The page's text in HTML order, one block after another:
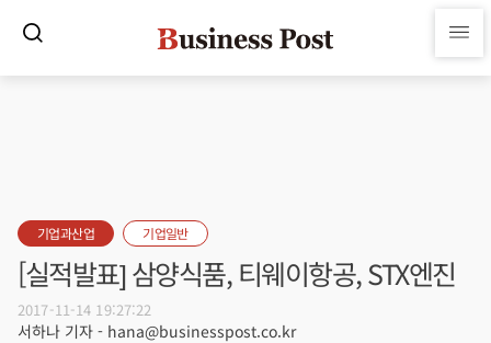
기업과산업 기업일반
[실적발표] 삼양식품, 티웨이항공, STX엔진
2017-11-14 19:27:22
서하나 기자 - hana@businesspost.co.kr